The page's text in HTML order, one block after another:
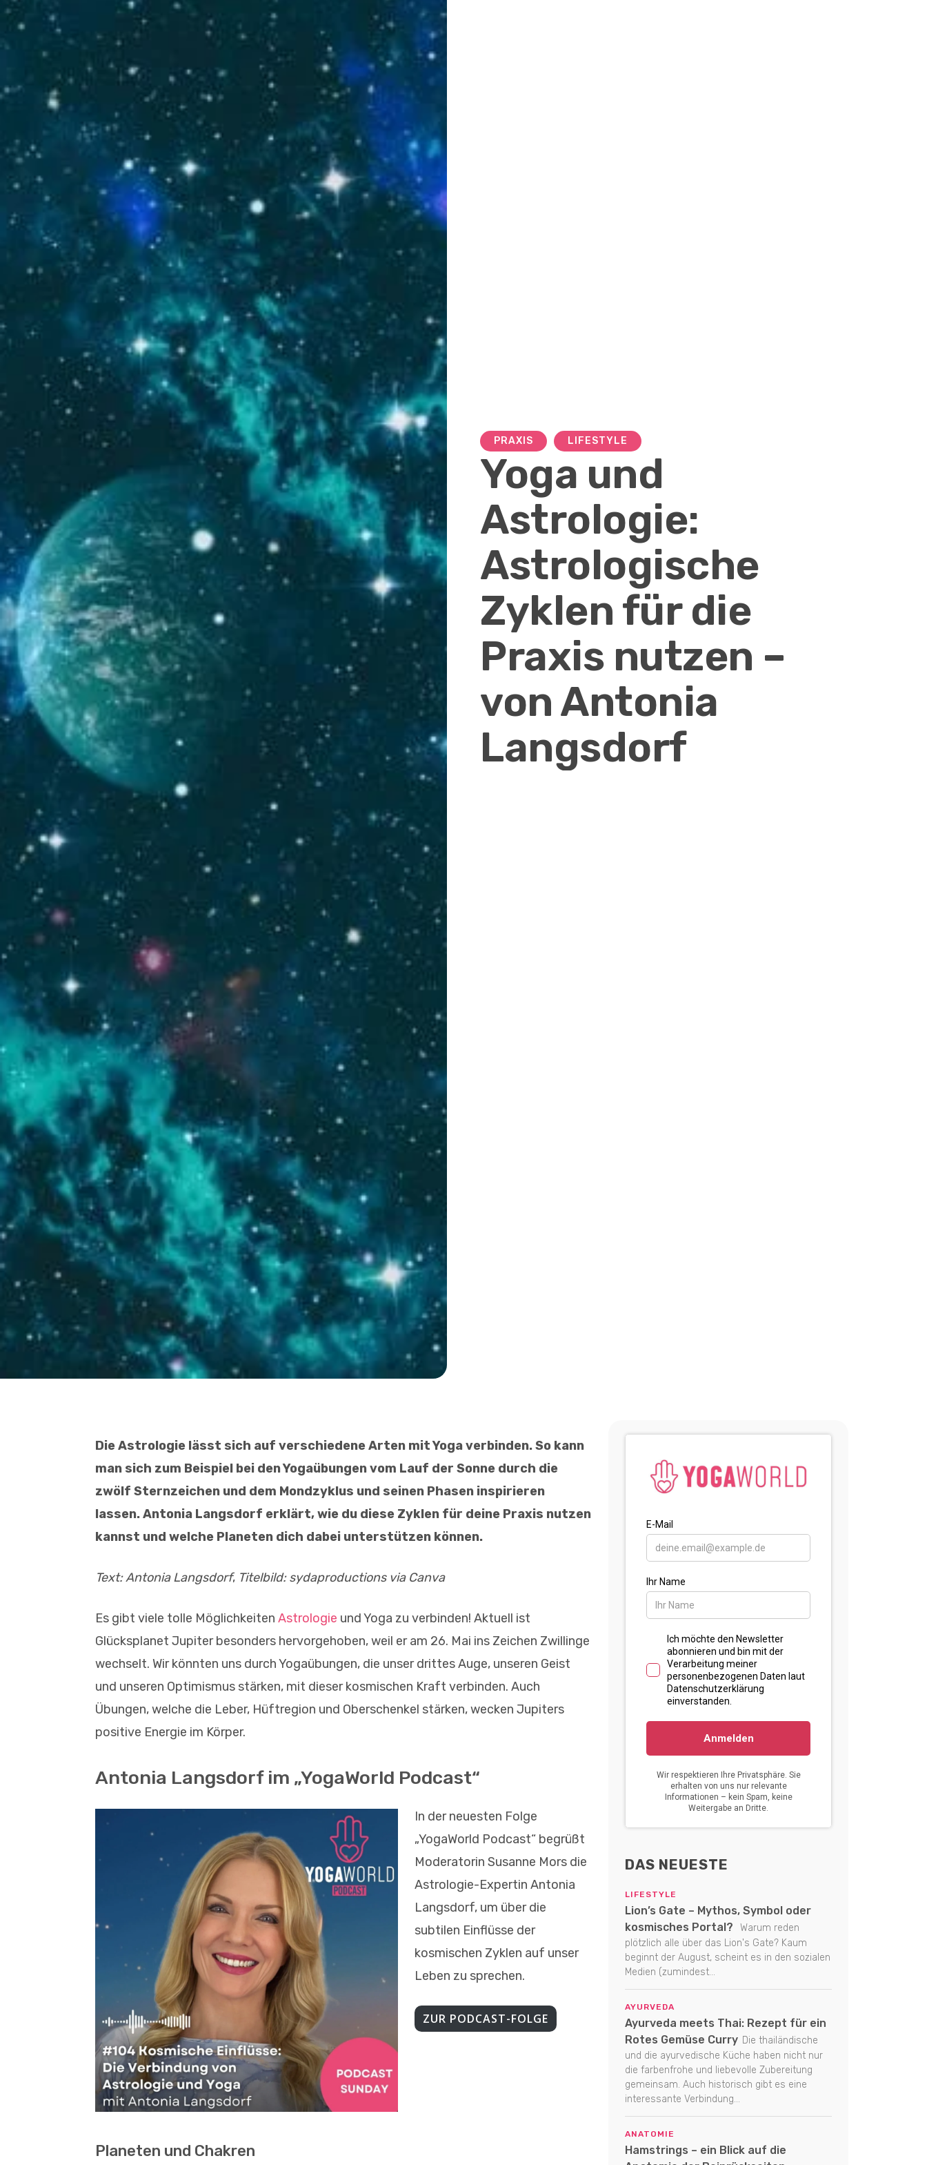
PRAXIS LIFESTYLE
Yoga und
Astrologie:
Astrologische
Zyklen für die
Praxis nutzen –
von Antonia
Langsdorf
Die Astrologie lässt sich auf verschiedene Arten mit Yoga verbinden. So kann
man sich zum Beispiel bei den Yogaübungen vom Lauf der Sonne durch die
zwölf Sternzeichen und dem Mondzyklus und seinen Phasen inspirieren
lassen. Antonia Langsdorf erklärt, wie du diese Zyklen für deine Praxis nutzen
kannst und welche Planeten dich dabei unterstützen können.
Text: Antonia Langsdorf, Titelbild: sydaproductions via Canva
Es gibt viele tolle Möglichkeiten Astrologie und Yoga zu verbinden! Aktuell ist
Glücksplanet Jupiter besonders hervorgehoben, weil er am 26. Mai ins Zeichen Zwillinge
wechselt. Wir könnten uns durch Yogaübungen, die unser drittes Auge, unseren Geist
und unseren Optimismus stärken, mit dieser kosmischen Kraft verbinden. Auch
Übungen, welche die Leber, Hüftregion und Oberschenkel stärken, wecken Jupiters
positive Energie im Körper.
Antonia Langsdorf im „YogaWorld Podcast“
In der neuesten Folge
„YogaWorld Podcast“ begrüßt
Moderatorin Susanne Mors die
Astrologie-Expertin Antonia
Langsdorf, um über die
subtilen Einflüsse der
kosmischen Zyklen auf unser
Leben zu sprechen.
ZUR PODCAST-FOLGE
Planeten und Chakren
DAS NEUESTE
LIFESTYLE
Lion’s Gate – Mythos, Symbol oder
kosmisches Portal?
Warum reden
plötzlich alle über das Lion's Gate? Kaum
beginnt der August, scheint es in den sozialen
Medien (zumindest...
AYURVEDA
Ayurveda meets Thai: Rezept für ein
Rotes Gemüse Curry Die thailändische
und die ayurvedische Küche haben nicht nur
die farbenfrohe und liebevolle Zubereitung
gemeinsam. Auch historisch gibt es eine
interessante Verbindung...
ANATOMIE
Hamstrings – ein Blick auf die